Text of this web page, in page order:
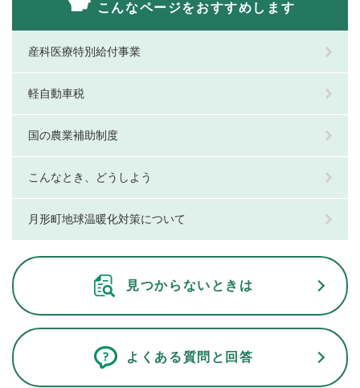
こんなページをおすすめします
産科医療特別給付事業
軽自動車税
国の農業補助制度
こんなとき、どうしよう
月形町地球温暖化対策について
見つからないときは
よくある質問と回答